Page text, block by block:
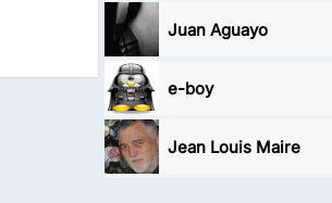
Juan Aguayo
e-boy
Jean Louis Maire